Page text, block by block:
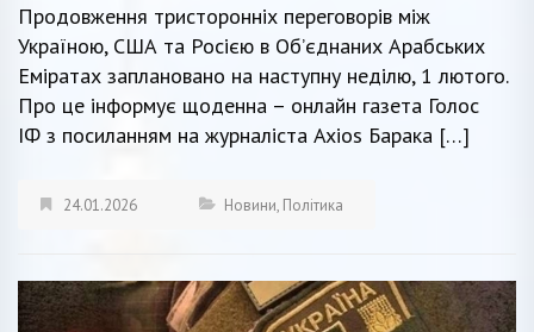
Продовження тристоронніх переговорів між
Україною, США та Росією в Об’єднаних Арабських
Еміратах заплановано на наступну неділю, 1 лютого.
Про це інформує щоденна – онлайн газета Голос
ІФ з посиланням на журналіста Axios Барака […]
24.01.2026 Новини, Політика